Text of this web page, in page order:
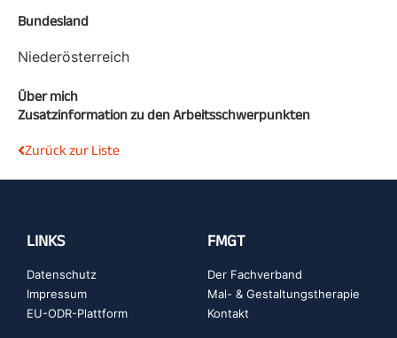
Bundesland
Niederösterreich
Über mich
Zusatzinformation zu den Arbeitsschwerpunkten
Zurück zur Liste
LINKS
Datenschutz
Impressum
EU-ODR-Plattform
FMGT
Der Fachverband
Mal- & Gestaltungstherapie
Kontakt